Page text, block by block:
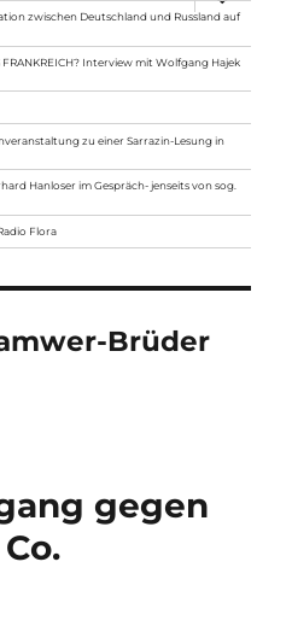
anzeigen
zwischen Deutschland und Russland auf
FRANKREICH? Interview mit Wolfgang Hajek
zu einer Sarrazin-Lesung in
Hanloser im Gespräch- jenseits von sog.
Flora
Brüder
gegen